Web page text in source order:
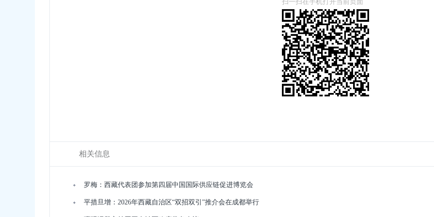
扫一扫在手机打开当前页面
相关信息
罗梅：西藏代表团参加第四届中国国际供应链促进博览会
平措旦增：2026年西藏自治区“双招双引”推介会在成都举行